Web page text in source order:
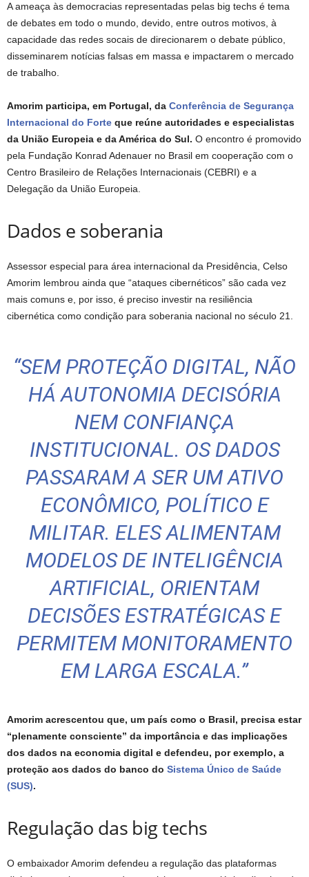
A ameaça às democracias representadas pelas big techs é tema
de debates em todo o mundo, devido, entre outros motivos, à
capacidade das redes socais de direcionarem o debate público,
disseminarem notícias falsas em massa e impactarem o mercado
de trabalho.
Amorim participa, em Portugal, da Conferência de Segurança
Internacional do Forte que reúne autoridades e especialistas
da União Europeia e da América do Sul. O encontro é promovido
pela Fundação Konrad Adenauer no Brasil em cooperação com o
Centro Brasileiro de Relações Internacionais (CEBRI) e a
Delegação da União Europeia.
Dados e soberania
Assessor especial para área internacional da Presidência, Celso
Amorim lembrou ainda que “ataques cibernéticos” são cada vez
mais comuns e, por isso, é preciso investir na resiliência
cibernética como condição para soberania nacional no século 21.
“SEM PROTEÇÃO DIGITAL, NÃO
HÁ AUTONOMIA DECISÓRIA
NEM CONFIANÇA
INSTITUCIONAL. OS DADOS
PASSARAM A SER UM ATIVO
ECONÔMICO, POLÍTICO E
MILITAR. ELES ALIMENTAM
MODELOS DE INTELIGÊNCIA
ARTIFICIAL, ORIENTAM
DECISÕES ESTRATÉGICAS E
PERMITEM MONITORAMENTO
EM LARGA ESCALA.”
Amorim acrescentou que, um país como o Brasil, precisa estar
“plenamente consciente” da importância e das implicações
dos dados na economia digital e defendeu, por exemplo, a
proteção aos dados do banco do Sistema Único de Saúde
(SUS).
Regulação das big techs
O embaixador Amorim defendeu a regulação das plataformas